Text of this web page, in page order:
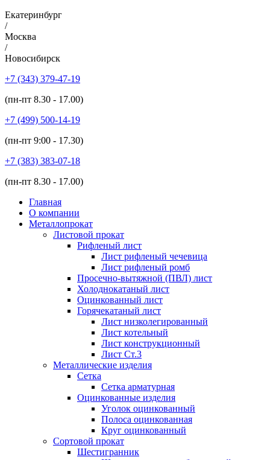
Екатеринбург
/
Москва
/
Новосибирск
+7 (343) 379-47-19
(пн-пт 8.30 - 17.00)
+7 (499) 500-14-19
(пн-пт 9:00 - 17.30)
+7 (383) 383-07-18
(пн-пт 8.30 - 17.00)
Главная
О компании
Металлопрокат
Листовой прокат
Рифленый лист
Лист рифленый чечевица
Лист рифленый ромб
Просечно-вытяжной (ПВЛ) лист
Холоднокатаный лист
Оцинкованный лист
Горячекатаный лист
Лист низколегированный
Лист котельный
Лист конструкционный
Лист Ст.3
Металлические изделия
Сетка
Сетка арматурная
Оцинкованные изделия
Уголок оцинкованный
Полоса оцинкованная
Круг оцинкованный
Сортовой прокат
Шестигранник